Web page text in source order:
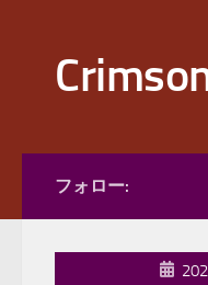
フォロー: